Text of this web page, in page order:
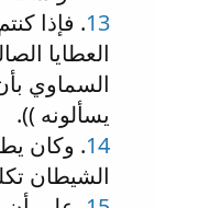
13. فإذا
العطايا
السماوي
يسألونه )).
14. وكان
الشيطان